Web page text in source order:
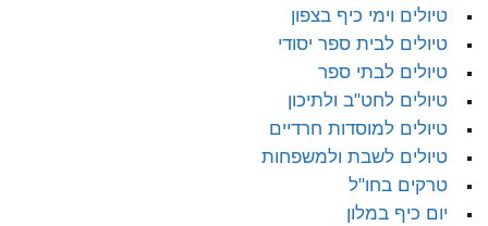
טיולים וימי כיף בצפון
טיולים לבית ספר יסודי
טיולים לבתי ספר
טיולים לחט"ב ולתיכון
טיולים למוסדות חרדיים
טיולים לשבת ולמשפחות
טרקים בחו"ל
יום כיף במלון